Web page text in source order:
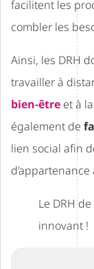
facilitent les
combler les
Ainsi, les DRH
travailler à
bien-être et à la
également de
lien social afin
d’appartenance
Le DRH
innovant !